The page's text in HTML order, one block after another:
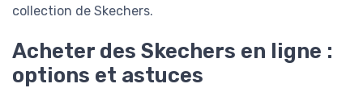
collection de Skechers.
Acheter des Skechers en ligne :
options et astuces